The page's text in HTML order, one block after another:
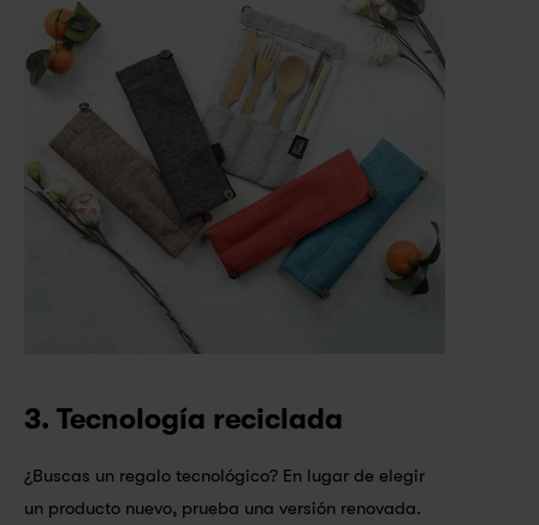
3. Tecnología reciclada
¿Buscas un regalo tecnológico? En lugar de elegir
un producto nuevo, prueba una versión renovada.